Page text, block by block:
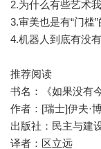
2.为什么有些艺术
3.审美也是有“门槛”
4.机器人到底有没
推荐阅读
书名：《如果没有
作者：[瑞士]伊夫·
出版社：民主与建
译者：区立远